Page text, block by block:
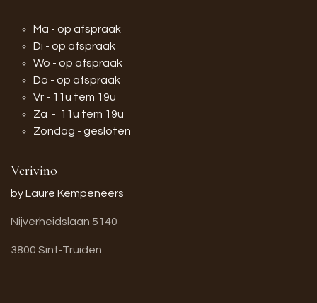
Ma - op afspraak
Di - op afspraak
Wo - op afspraak
Do - op afspraak
Vr - 11u tem 19u
Za - 11u tem 19u
Zondag - gesloten
Verivino
by Laure Kempeneers
Nijverheidslaan 5140
3800 Sint-Truiden